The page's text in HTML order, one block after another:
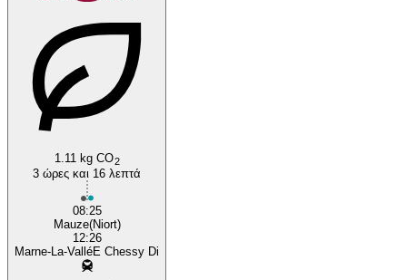
1.11 kg CO2
3 ώρες και 16 λεπτά
08:25
Mauze(Niort)
12:26
Marne-La-ValléE Chessy Di